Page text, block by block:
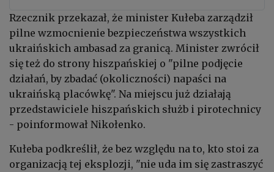
Rzecznik przekazał, że minister Kułeba zarządził
pilne wzmocnienie bezpieczeństwa wszystkich
ukraińskich ambasad za granicą. Minister zwrócił
się też do strony hiszpańskiej o "pilne podjęcie
działań, by zbadać (okoliczności) napaści na
ukraińską placówkę". Na miejscu już działają
przedstawiciele hiszpańskich służb i pirotechnicy
- poinformował Nikołenko.
Kułeba podkreślił, że bez względu na to, kto stoi za
organizacją tej eksplozji, "nie uda im się zastraszyć